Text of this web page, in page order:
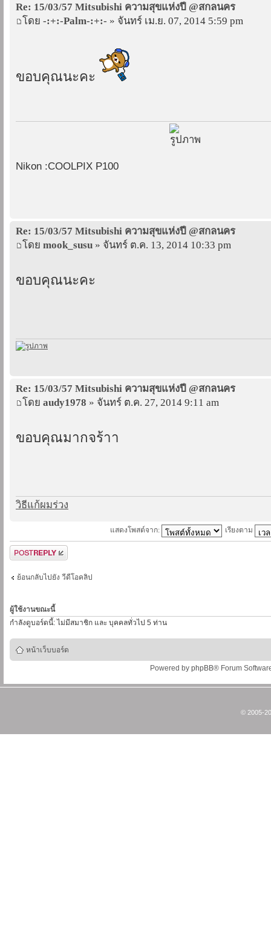
Re: 15/03/57 Mitsubishi ความสุขแห่งปี @สกลนคร
โดย -:+:-Palm-:+:- » จันทร์ เม.ย. 07, 2014 5:59 pm
ขอบคุณนะคะ
Nikon :COOLPIX P100
Re: 15/03/57 Mitsubishi ความสุขแห่งปี @สกลนคร
โดย mook_susu » จันทร์ ต.ค. 13, 2014 10:33 pm
ขอบคุณนะคะ
Re: 15/03/57 Mitsubishi ความสุขแห่งปี @สกลนคร
โดย audy1978 » จันทร์ ต.ค. 27, 2014 9:11 am
ขอบคุณมากจร้าา
วิธีแก้ผมร่วง
แสดงโพสต์จาก: เรียงตาม
ตอบกระทู้
ย้อนกลับไปยัง วีดีโอคลิป
ผู้ใช้งานขณะนี้
กำลังดูบอร์ดนี้: ไม่มีสมาชิก และ บุคคลทั่วไป 5 ท่าน
หน้าเว็บบอร์ด
Powered by phpBB® Forum
© 2005-